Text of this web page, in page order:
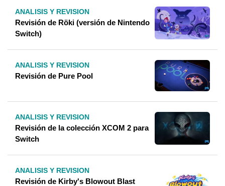
ANALISIS Y REVISION
Revisión de Röki (versión de Nintendo
Switch)
ANALISIS Y REVISION
Revisión de Pure Pool
ANALISIS Y REVISION
Revisión de la colección XCOM 2 para
Switch
ANALISIS Y REVISION
Revisión de Kirby's Blowout Blast